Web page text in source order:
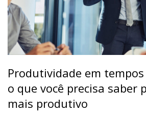
Produtividade em
o que você precisa saber
mais produtivo